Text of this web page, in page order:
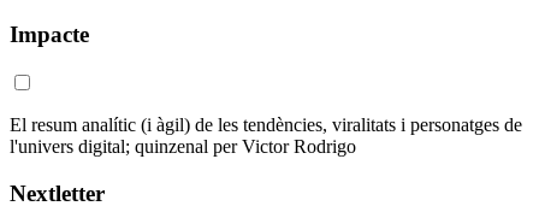
Impacte
El resum analític (i àgil) de les tendències, viralitats i personatges de
l'univers digital; quinzenal per Victor Rodrigo
Nextletter